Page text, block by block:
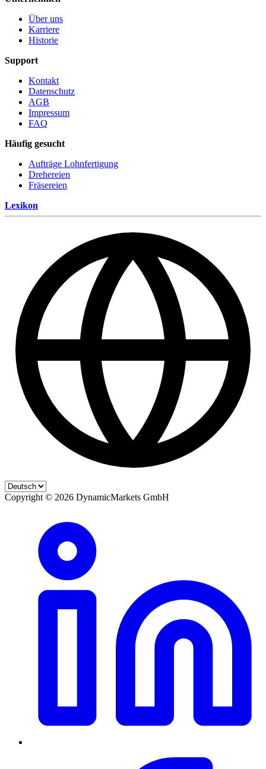
Über uns
Karriere
Historie
Support
Kontakt
Datenschutz
AGB
Impressum
FAQ
Häufig gesucht
Aufträge Lohnfertigung
Drehereien
Fräsereien
Lexikon
Copyright © 2026 DynamicMarkets GmbH